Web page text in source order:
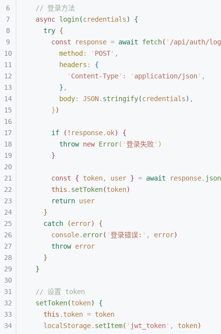
// 登录方法
async login(credentials)
{
try {
const response = await fetch( ' /api/auth/
method : ' POST' ,
headers :
{
' Content-Type' : ' application/json' ,
} ,
body: JSON. stringify(credentials) ,
})
if ( ! response. ok)
{
throw new Error( '登录失败' )
}
const { token, user } = await response. json
this . setToken(token)
return user
}
catch
(error)
{
console. error( '登录错误: ' , error)
throw error
}
}
// 设置 token
setToken(token)
{
this . token = token
localStorage. setItem( ' jwt_token' , token)